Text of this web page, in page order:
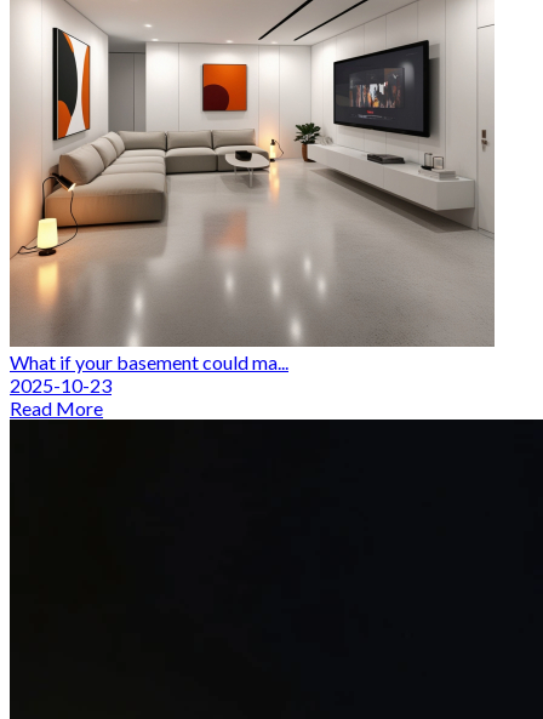
What if your basement could ma...
2025-10-23
Read More